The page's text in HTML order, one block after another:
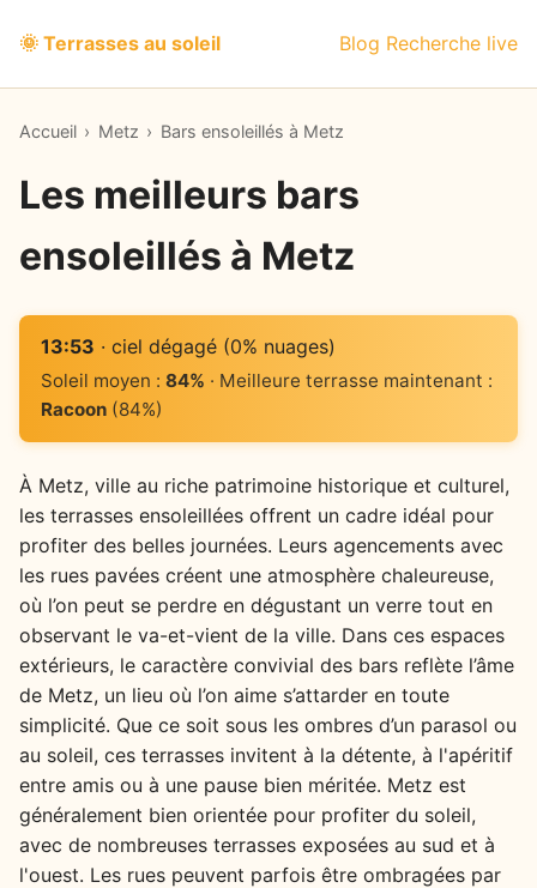
🌞 Terrasses au soleil Blog Recherche live
Accueil › Metz › Bars ensoleillés à Metz
Les meilleurs bars
ensoleillés à Metz
13:53 · ciel dégagé (0% nuages)
Soleil moyen : 84% · Meilleure terrasse maintenant :
Racoon(84%)
À Metz, ville au riche patrimoine historique et culturel,
les terrasses ensoleillées offrent un cadre idéal pour
profiter des belles journées. Leurs agencements avec
les rues pavées créent une atmosphère chaleureuse,
où l’on peut se perdre en dégustant un verre tout en
observant le va-et-vient de la ville. Dans ces espaces
extérieurs, le caractère convivial des bars reflète l’âme
de Metz, un lieu où l’on aime s’attarder en toute
simplicité. Que ce soit sous les ombres d’un parasol ou
au soleil, ces terrasses invitent à la détente, à l'apéritif
entre amis ou à une pause bien méritée. Metz est
généralement bien orientée pour profiter du soleil,
avec de nombreuses terrasses exposées au sud et à
l'ouest. Les rues peuvent parfois être ombragées par